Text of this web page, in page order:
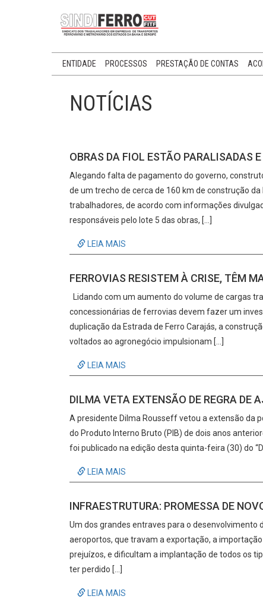
ENTIDADE PROCESSOS PRESTAÇÃO DE CONTAS
NOTÍCIAS
OBRAS DA FIOL ESTÃO PARALISADAS
Alegando falta de pagamento do governo,
de um trecho de cerca de 160 km de construção
trabalhadores, de acordo com informações
responsáveis pelo lote 5 das obras, […]
LEIA MAIS
FERROVIAS RESISTEM À CRISE, TÊM
Lidando com um aumento do volume de cargas
concessionárias de ferrovias devem fazer um
duplicação da Estrada de Ferro Carajás, a
voltados ao agronegócio impulsionam […]
LEIA MAIS
DILMA VETA EXTENSÃO DE REGRA DE
A presidente Dilma Rousseff vetou a extensão da
do Produto Interno Bruto (PIB) de dois anos
foi publicado na edição desta quinta-feira (30) do
LEIA MAIS
INFRAESTRUTURA: PROMESSA DE
Um dos grandes entraves para o desenvolvimento
aeroportos, que travam a exportação, a
prejuízos, e dificultam a implantação de todos os
ter perdido […]
LEIA MAIS